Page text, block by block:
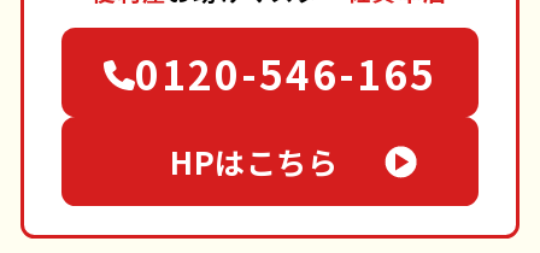
0120-546-165
HPはこちら